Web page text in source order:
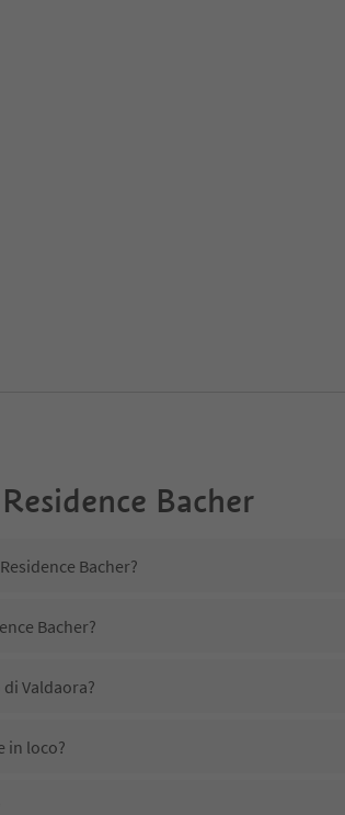
Residence Bacher
Bacher?
Bacher?
Valdaora?
in loco?